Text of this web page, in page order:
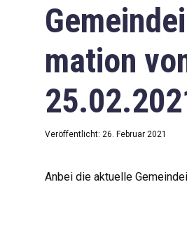
Downloads
Impressum
Datenschutzerklärung
mation
Veröffentlicht: 26. Februar 2021
Anbei die aktuelle